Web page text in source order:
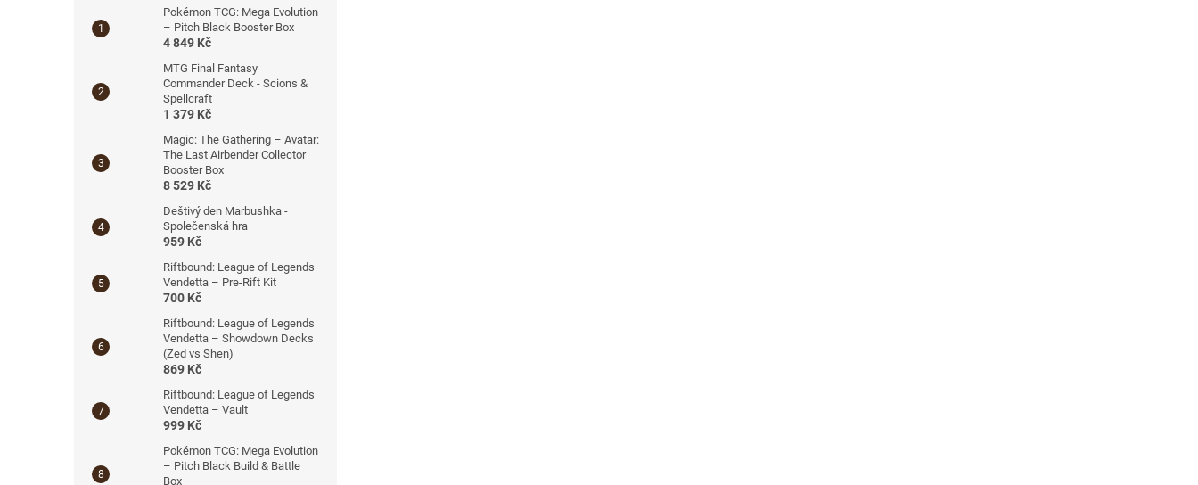
Pokémon TCG: Mega Evolution
– Pitch Black Booster Box
4 849 Kč
MTG Final Fantasy
Commander Deck - Scions &
Spellcraft
1 379 Kč
Magic: The Gathering – Avatar:
The Last Airbender Collector
Booster Box
8 529 Kč
Deštivý den Marbushka -
Společenská hra
959 Kč
Riftbound: League of Legends
Vendetta – Pre-Rift Kit
700 Kč
Riftbound: League of Legends
Vendetta – Showdown Decks
(Zed vs Shen)
869 Kč
Riftbound: League of Legends
Vendetta – Vault
999 Kč
Pokémon TCG: Mega Evolution
– Pitch Black Build & Battle
Box